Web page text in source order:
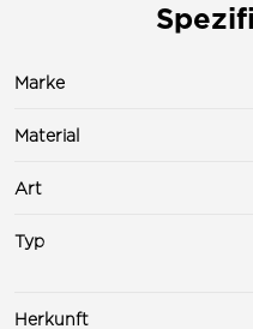
Marke
Material
Art
Typ
Herkunft